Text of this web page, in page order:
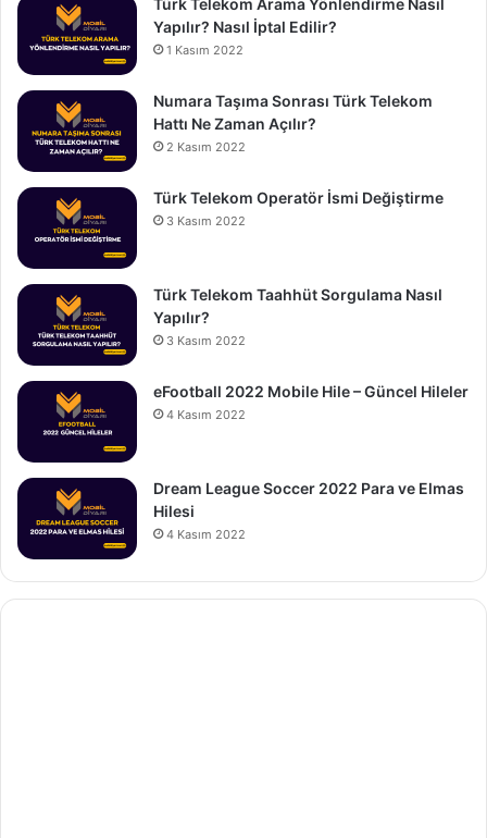
Yapılır? Nasıl İptal Edilir?
1 Kasım 2022
Numara Taşıma Sonrası Türk Telekom
Hattı Ne Zaman Açılır?
2 Kasım 2022
Türk Telekom Operatör İsmi Değiştirme
3 Kasım 2022
Türk Telekom Taahhüt Sorgulama Nasıl
Yapılır?
3 Kasım 2022
eFootball 2022 Mobile Hile – Güncel Hileler
4 Kasım 2022
Dream League Soccer 2022 Para ve Elmas
Hilesi
4 Kasım 2022